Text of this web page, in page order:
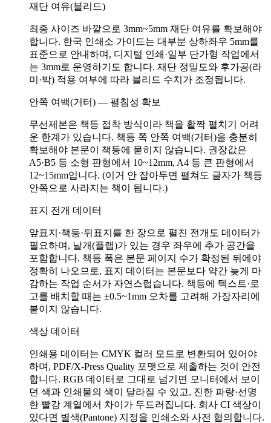
재단 여유(블리드)
최종 사이즈 바깥으로 3mm~5mm 재단 여유를 확보해야
합니다. 한국 인쇄소 가이드는 대부분 상하좌우 5mm를
표준으로 안내하며, 디지털 인쇄·일부 단가형 작업에서
는 3mm로 운영하기도 합니다. 재단 정밀도와 후가공(라
미·박) 적용 여부에 따라 블리드 수치가 조정됩니다.
안쪽 여백(거터) — 펼침성 확보
무선제본은 책등 접착 방식이라 책을 활짝 펼치기 어려
운 한계가 있습니다. 책등 쪽 안쪽 여백(거터)을 충분히
확보해야 본문이 책등에 묻히지 않습니다. 권장값은
A5·B5 등 소형 판형에서 10~12mm, A4 등 큰 판형에서
12~15mm입니다. (이거 안 잡아두면 펼쳐도 글자가 책등
안쪽으로 사라지는 책이 됩니다.)
표지 전개 데이터
앞표지·책등·뒤표지를 한 장으로 펼친 전개도 데이터가
필요하며, 날개(플랩)가 있는 경우 좌우에 추가 공간을
포함합니다. 책등 폭은 본문 페이지 수가 확정된 뒤에야
정확히 나오므로, 표지 데이터는 본문보다 약간 늦게 마
감하는 작업 순서가 자연스럽습니다. 책등에 텍스트·로
고를 배치할 때는 ±0.5~1mm 오차를 고려해 가장자리에
붙이지 않습니다.
색상 데이터
인쇄용 데이터는 CMYK 컬러 모드로 변환되어 있어야
하며, PDF/X-Press Quality 포맷으로 제출하는 것이 안전
합니다. RGB 데이터로 그대로 넘기면 모니터에서 보이
던 색과 인쇄물의 색이 달라질 수 있고, 진한 파랑·선명
한 빨강 계열에서 차이가 두드러집니다. 회사 CI 색상이
있다면 별색(Pantone) 지정을 인쇄소와 사전 협의합니다.